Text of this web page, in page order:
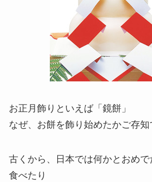
お正月飾りといえば「鏡餅」
なぜ、お餅を飾り始めたかご存知
古くから、日本では何かとおめで
食べたり